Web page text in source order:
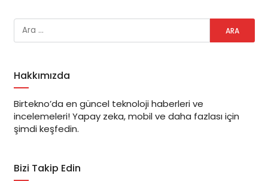
Hakkımızda
Birtekno’da en güncel teknoloji haberleri ve
incelemeleri! Yapay zeka, mobil ve daha fazlası için
şimdi keşfedin.
Bizi Takip Edin